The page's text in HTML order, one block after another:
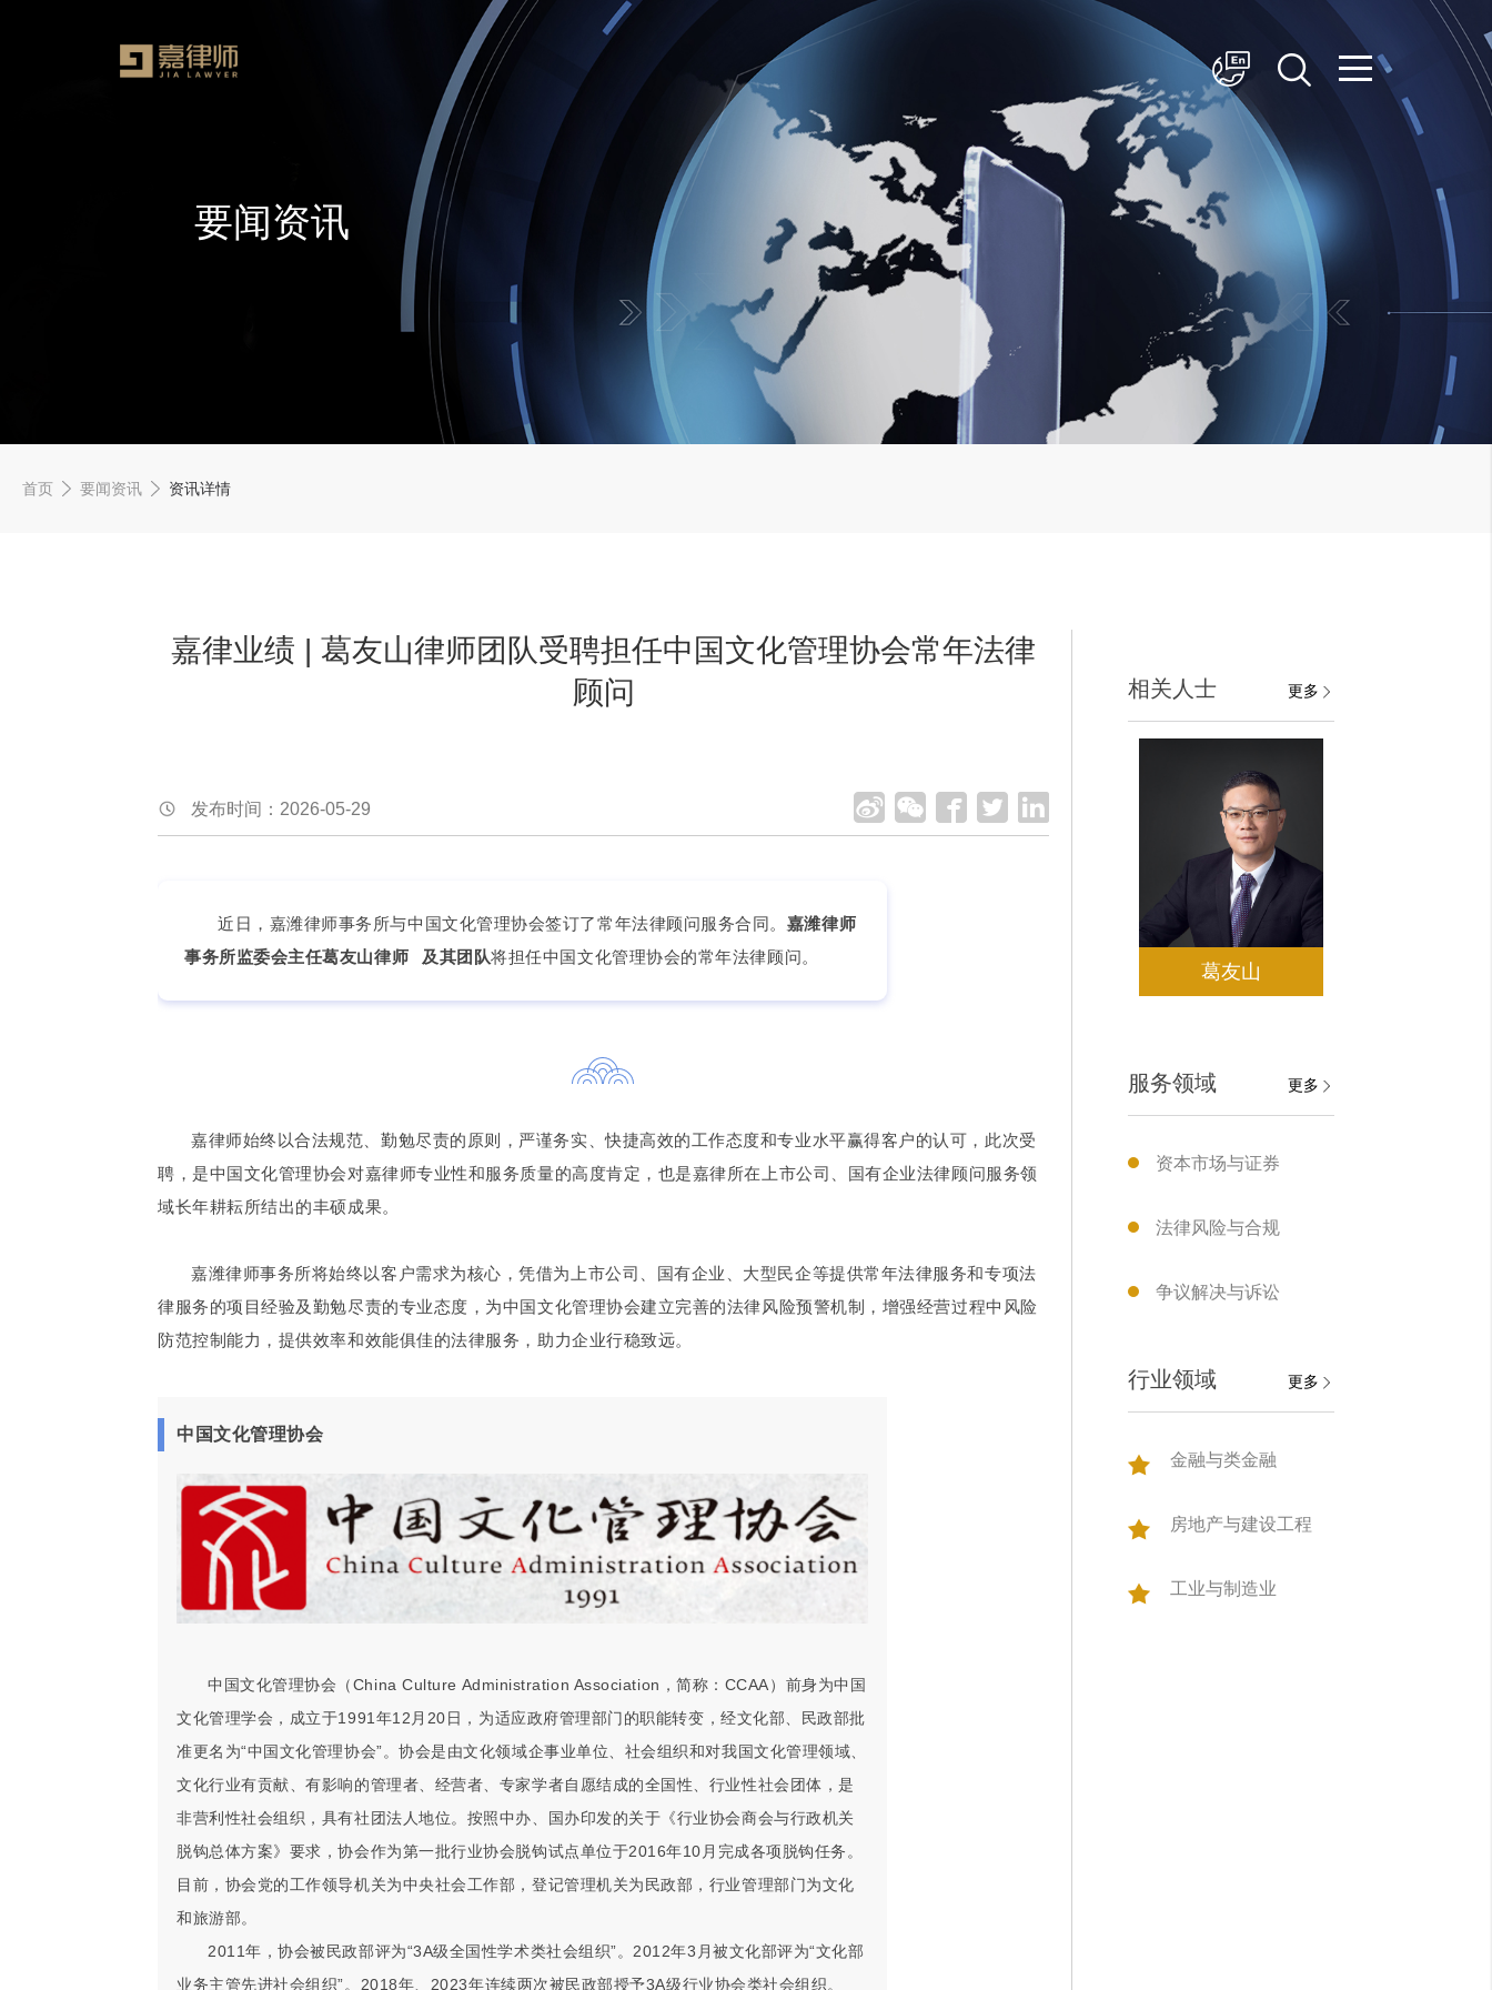
简体中文
要闻资讯
首页 要闻资讯 资讯详情
嘉律业绩 | 葛友山律师团队受聘担任中国文化管理协会常年法律
顾问
发布时间：2026-05-29
近日，嘉潍律师事务所与中国文化管理协会签订了常年法律顾问服务合同。 嘉潍律师
事务所监委会主任葛友山律师 及其团队将担任中国文化管理协会的常年法律顾问。
嘉律师始终以合法规范、勤勉尽责的原则，严谨务实、快捷高效的工作态度和专业水平赢得客户的认可，此次受
聘，是中国文化管理协会对嘉律师专业性和服务质量的高度肯定，也是嘉律所在上市公司、国有企业法律顾问服务领
域长年耕耘所结出的丰硕成果。
嘉潍律师事务所将始终以客户需求为核心，凭借为上市公司、国有企业、大型民企等提供常年法律服务和专项法
律服务的项目经验及勤勉尽责的专业态度，为中国文化管理协会建立完善的法律风险预警机制，增强经营过程中风险
防范控制能力，提供效率和效能俱佳的法律服务，助力企业行稳致远。
中国文化管理协会
中国文化管理协会（China Culture Administration Association，简称：CCAA）前身为中国
文化管理学会，成立于1991年12月20日，为适应政府管理部门的职能转变，经文化部、民政部批
准更名为“中国文化管理协会”。协会是由文化领域企事业单位、社会组织和对我国文化管理领域、
文化行业有贡献、有影响的管理者、经营者、专家学者自愿结成的全国性、行业性社会团体，是
非营利性社会组织，具有社团法人地位。按照中办、国办印发的关于《行业协会商会与行政机关
脱钩总体方案》要求，协会作为第一批行业协会脱钩试点单位于2016年10月完成各项脱钩任务。
目前，协会党的工作领导机关为中央社会工作部，登记管理机关为民政部，行业管理部门为文化
和旅游部。
2011年，协会被民政部评为“3A级全国性学术类社会组织”。2012年3月被文化部评为“文化部
业务主管先进社会组织”。2018年、2023年连续两次被民政部授予3A级行业协会类社会组织。
相关人士 更多
葛友山
服务领域 更多
资本市场与证券
法律风险与合规
争议解决与诉讼
行业领域 更多
金融与类金融
房地产与建设工程
工业与制造业